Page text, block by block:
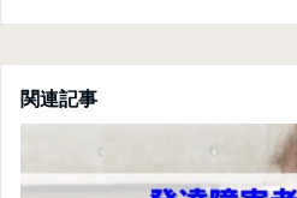
関連記事